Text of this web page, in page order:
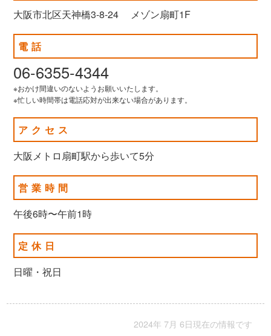
大阪市北区天神橋3-8-24 メゾン扇町1F
電話
06-6355-4344
※おかけ間違いのないようお願いいたします。
※忙しい時間帯は電話応対が出来ない場合があります。
アクセス
大阪メトロ扇町駅から歩いて5分
営業時間
午後6時〜午前1時
定休日
日曜・祝日
2024年 7月 6日現在の情報です